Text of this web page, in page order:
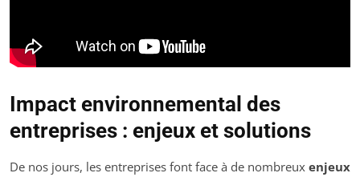
Impact environnemental des
entreprises : enjeux et solutions
De nos jours, les entreprises font face à de nombreux enjeux